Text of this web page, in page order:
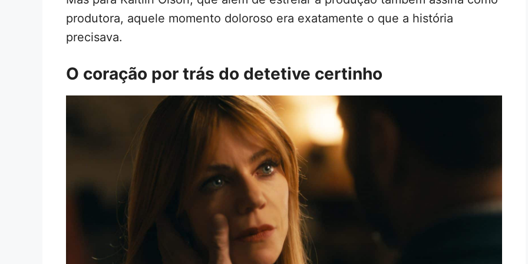
produtora, aquele momento doloroso era exatamente o que a história
precisava.
O coração por trás do detetive certinho